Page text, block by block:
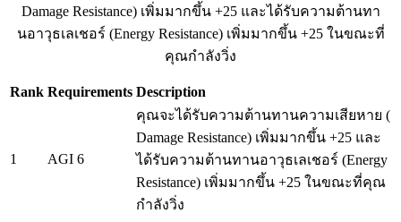
Damage Resistance) เพิ่มมากขึ้น +25 และได้รับความต้านทา
นอาวุธเลเชอร์ (Energy Resistance) เพิ่มมากขึ้น +25 ในขณะที่
คุณกำลังวิ่ง
Rank Requirements Description
1 AGI 6
คุณจะได้รับความต้านทานความเสียหาย (
Damage Resistance) เพิ่มมากขึ้น +25 และ
ได้รับความต้านทานอาวุธเลเชอร์ (Energy
Resistance) เพิ่มมากขึ้น +25 ในขณะที่คุณ
กำลังวิ่ง